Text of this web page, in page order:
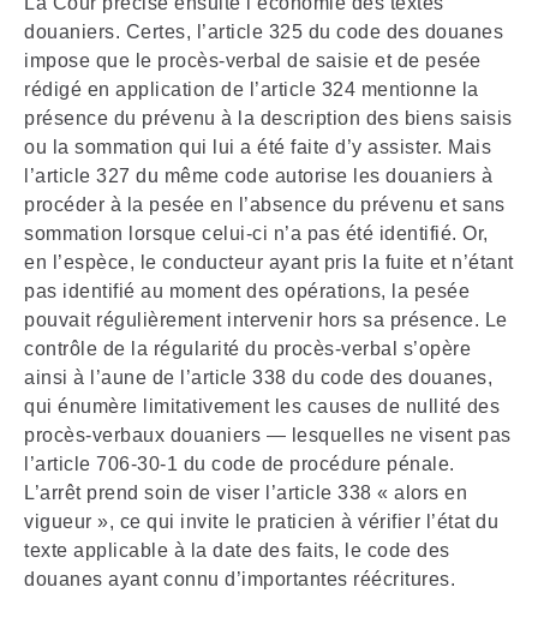
douaniers. Certes, l’article 325 du code des douanes
impose que le procès-verbal de saisie et de pesée
rédigé en application de l’article 324 mentionne la
présence du prévenu à la description des biens saisis
ou la sommation qui lui a été faite d’y assister. Mais
l’article 327 du même code autorise les douaniers à
procéder à la pesée en l’absence du prévenu et sans
sommation lorsque celui-ci n’a pas été identifié. Or,
en l’espèce, le conducteur ayant pris la fuite et n’étant
pas identifié au moment des opérations, la pesée
pouvait régulièrement intervenir hors sa présence. Le
contrôle de la régularité du procès-verbal s’opère
ainsi à l’aune de l’article 338 du code des douanes,
qui énumère limitativement les causes de nullité des
procès-verbaux douaniers — lesquelles ne visent pas
l’article 706-30-1 du code de procédure pénale.
L’arrêt prend soin de viser l’article 338 « alors en
vigueur », ce qui invite le praticien à vérifier l’état du
texte applicable à la date des faits, le code des
douanes ayant connu d’importantes réécritures.